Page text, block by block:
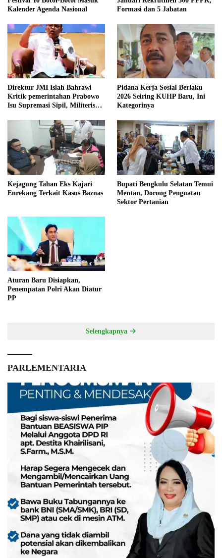
Kalender Agenda Nasional
Formasi dan 5 Jabatan
Direktur JMI Islah Bahrawi
Kritik pemerintahan Prabowo
Isu Supremasi Sipil, Militerisasi,
Pidana Kerja Sosial Berlaku
2026 Seiring KUHP Baru, Ini
Kategorinya
Kejagung Tahan Eks Kajari
Enrekang Terkait Kasus Baznas
Bupati Bengkulu Selatan Temui
Mentan, Dorong Penguatan
Sektor Pertanian
Aturan Baru Disiapkan,
Penempatan Polri Akan Diatur
PP
Selengkapnya
PARLEMENTARIA